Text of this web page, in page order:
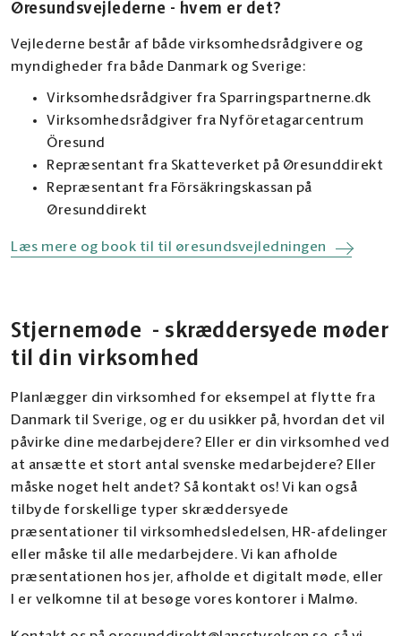
Øresundsvejlederne - hvem er det?
Vejlederne består af både virksomhedsrådgivere og
myndigheder fra både Danmark og Sverige:
Virksomhedsrådgiver fra Sparringspartnerne.dk
Virksomhedsrådgiver fra Nyföretagarcentrum
Öresund
Repræsentant fra Skatteverket på Øresunddirekt
Repræsentant fra Försäkringskassan på
Øresunddirekt
Læs mere og book til til øresundsvejledningen
Stjernemøde - skræddersyede møder
til din virksomhed
Planlægger din virksomhed for eksempel at flytte fra
Danmark til Sverige, og er du usikker på, hvordan det vil
påvirke dine medarbejdere? Eller er din virksomhed ved
at ansætte et stort antal svenske medarbejdere? Eller
måske noget helt andet? Så kontakt os! Vi kan også
tilbyde forskellige typer skræddersyede
præsentationer til virksomhedsledelsen, HR-afdelinger
eller måske til alle medarbejdere. Vi kan afholde
præsentationen hos jer, afholde et digitalt møde, eller
I er velkomne til at besøge vores kontorer i Malmø.